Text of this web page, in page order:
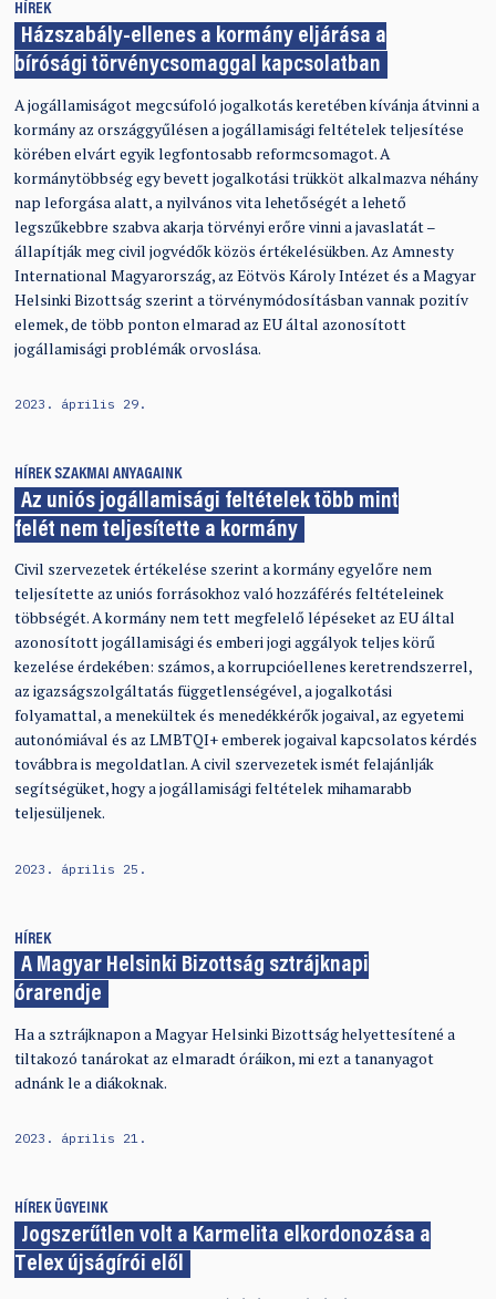
HÍREK
Házszabály-ellenes a kormány eljárása a
bírósági törvénycsomaggal kapcsolatban
A jogállamiságot megcsúfoló jogalkotás keretében kívánja átvinni a
kormány az országgyűlésen a jogállamisági feltételek teljesítése
körében elvárt egyik legfontosabb reformcsomagot. A
kormánytöbbség egy bevett jogalkotási trükköt alkalmazva néhány
nap leforgása alatt, a nyilvános vita lehetőségét a lehető
legszűkebbre szabva akarja törvényi erőre vinni a javaslatát –
állapítják meg civil jogvédők közös értékelésükben. Az Amnesty
International Magyarország, az Eötvös Károly Intézet és a Magyar
Helsinki Bizottság szerint a törvénymódosításban vannak pozitív
elemek, de több ponton elmarad az EU által azonosított
jogállamisági problémák orvoslása.
2023. április 29.
HÍREK SZAKMAI ANYAGAINK
Az uniós jogállamisági feltételek több mint
felét nem teljesítette a kormány
Civil szervezetek értékelése szerint a kormány egyelőre nem
teljesítette az uniós forrásokhoz való hozzáférés feltételeinek
többségét. A kormány nem tett megfelelő lépéseket az EU által
azonosított jogállamisági és emberi jogi aggályok teljes körű
kezelése érdekében: számos, a korrupcióellenes keretrendszerrel,
az igazságszolgáltatás függetlenségével, a jogalkotási
folyamattal, a menekültek és menedékkérők jogaival, az egyetemi
autonómiával és az LMBTQI+ emberek jogaival kapcsolatos kérdés
továbbra is megoldatlan. A civil szervezetek ismét felajánlják
segítségüket, hogy a jogállamisági feltételek mihamarabb
teljesüljenek.
2023. április 25.
HÍREK
A Magyar Helsinki Bizottság sztrájknapi
órarendje
Ha a sztrájknapon a Magyar Helsinki Bizottság helyettesítené a
tiltakozó tanárokat az elmaradt óráikon, mi ezt a tananyagot
adnánk le a diákoknak.
2023. április 21.
HÍREK ÜGYEINK
Jogszerűtlen volt a Karmelita elkordonozása a
Telex újságírói elől